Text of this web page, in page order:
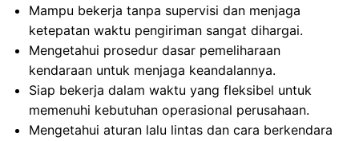
Mampu bekerja tanpa supervisi dan menjaga
ketepatan waktu pengiriman sangat dihargai.
Mengetahui prosedur dasar pemeliharaan
kendaraan untuk menjaga keandalannya.
Siap bekerja dalam waktu yang fleksibel untuk
memenuhi kebutuhan operasional perusahaan.
Mengetahui aturan lalu lintas dan cara berkendara